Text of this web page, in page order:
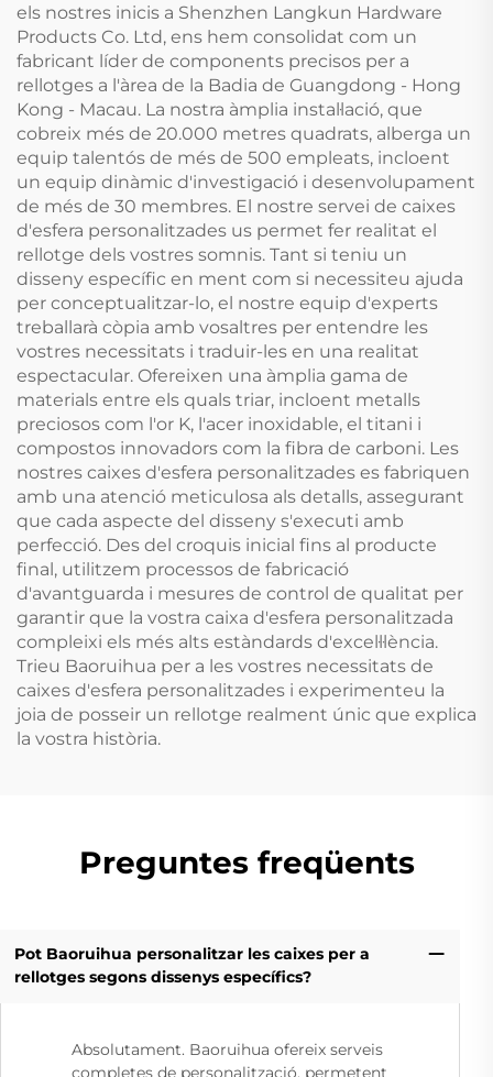
els nostres inicis a Shenzhen Langkun Hardware
Products Co. Ltd, ens hem consolidat com un
fabricant líder de components precisos per a
rellotges a l'àrea de la Badia de Guangdong - Hong
Kong - Macau. La nostra àmplia instal·lació, que
cobreix més de 20.000 metres quadrats, alberga un
equip talentós de més de 500 empleats, incloent
un equip dinàmic d'investigació i desenvolupament
de més de 30 membres. El nostre servei de caixes
d'esfera personalitzades us permet fer realitat el
rellotge dels vostres somnis. Tant si teniu un
disseny específic en ment com si necessiteu ajuda
per conceptualitzar-lo, el nostre equip d'experts
treballarà còpia amb vosaltres per entendre les
vostres necessitats i traduir-les en una realitat
espectacular. Ofereixen una àmplia gama de
materials entre els quals triar, incloent metalls
preciosos com l'or K, l'acer inoxidable, el titani i
compostos innovadors com la fibra de carboni. Les
nostres caixes d'esfera personalitzades es fabriquen
amb una atenció meticulosa als detalls, assegurant
que cada aspecte del disseny s'executi amb
perfecció. Des del croquis inicial fins al producte
final, utilitzem processos de fabricació
d'avantguarda i mesures de control de qualitat per
garantir que la vostra caixa d'esfera personalitzada
compleixi els més alts estàndards d'exceŀl·lència.
Trieu Baoruihua per a les vostres necessitats de
caixes d'esfera personalitzades i experimenteu la
joia de posseir un rellotge realment únic que explica
la vostra història.
Preguntes freqüents
Pot Baoruihua personalitzar les caixes per a
rellotges segons dissenys específics?
Absolutament. Baoruihua ofereix serveis
completes de personalització, permetent